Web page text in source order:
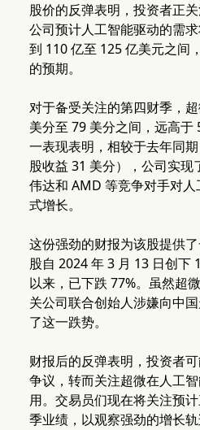
股价的反弹表明，投资者正
公司预计人工智能驱动的需
到 110 亿至 125 亿美元之间
的预期。
对于备受关注的第四财季，
美分至 79 美分之间，远高于
一表现表明，相较于去年同
股收益 31 美分），公司实现
伟达和 AMD 等竞争对手对
式增长。
这份强劲的财报为该股提供
股自 2024 年 3 月 13 日创下
以来，已下跌 77%。虽然超
关公司联合创始人涉嫌向中
了这一跌势。
财报后的反弹表明，投资者
争议，转而关注超微在人工
用。交易员们现在将关注预
季业绩，以观察强劲的增长轨